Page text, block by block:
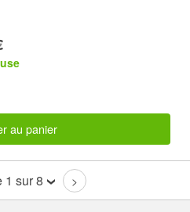
au panier
page 1 sur 8 >